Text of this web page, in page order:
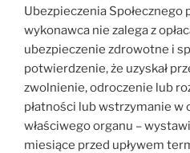
Ubezpieczenia Społecznego
wykonawca nie zalega z
ubezpieczenie zdrowotne i
potwierdzenie, że uzyskał
zwolnienie, odroczenie lub
płatności lub wstrzymanie w
właściwego organu –
miesiące przed upływem